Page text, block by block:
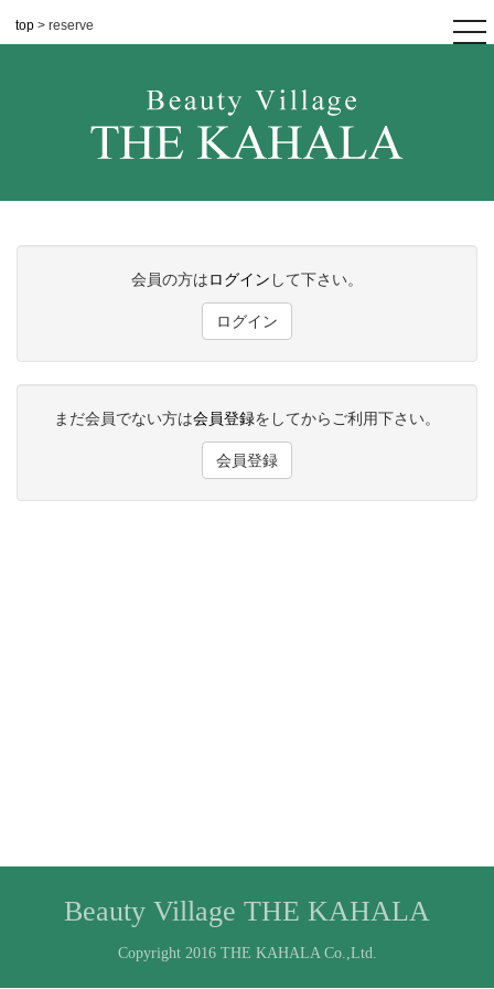
top > reserve
会員の方はログイン して下さい。
ログイン
まだ会員でない方は会員登録をしてからご利用下さい。
会員登録
Beauty Village THE KAHALA
Copyright 2016 THE KAHALA Co.,Ltd.